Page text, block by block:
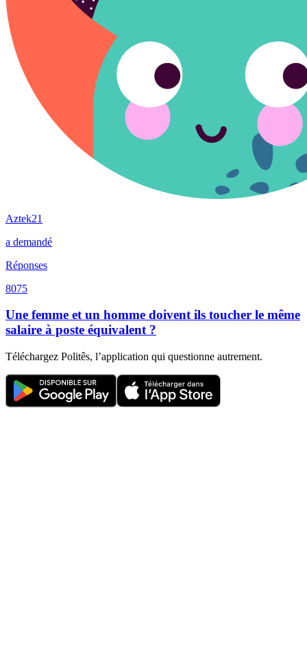
Aztek21
a demandé
Réponses
8075
Une femme et un homme doivent ils toucher le même
salaire à poste équivalent ?
Téléchargez Politês, l’application qui questionne autrement.